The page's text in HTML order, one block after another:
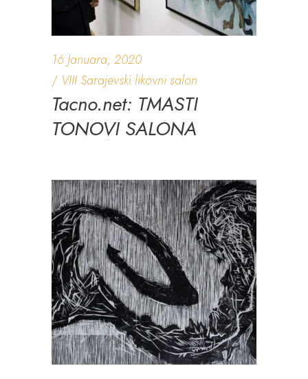
16 Januara, 2020
VIII Sarajevski likovni salon
Tacno.net: TMASTI
TONOVI SALONA